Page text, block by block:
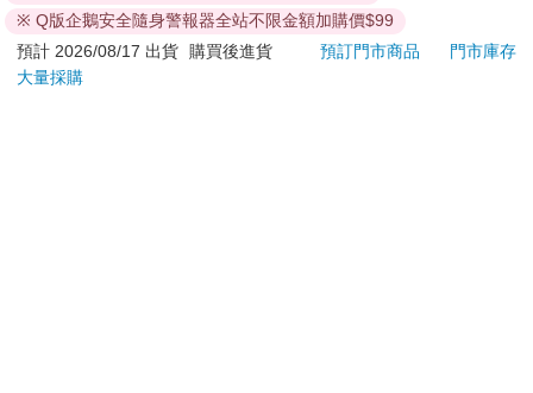
**提醒您，鑑賞期不等於試用期，退回商品須為全新狀態**
依據「消費者保護法」第19條及行政院消費者保護處公告之
「通訊交易解除權合理例外情事適用準則」，以下商品購買
※ Q版企鵝安全隨身警報器全站不限金額加購價$99
預計 2026/08/17 出貨
購買後進貨 預訂門市商品
門市庫存
大量採購